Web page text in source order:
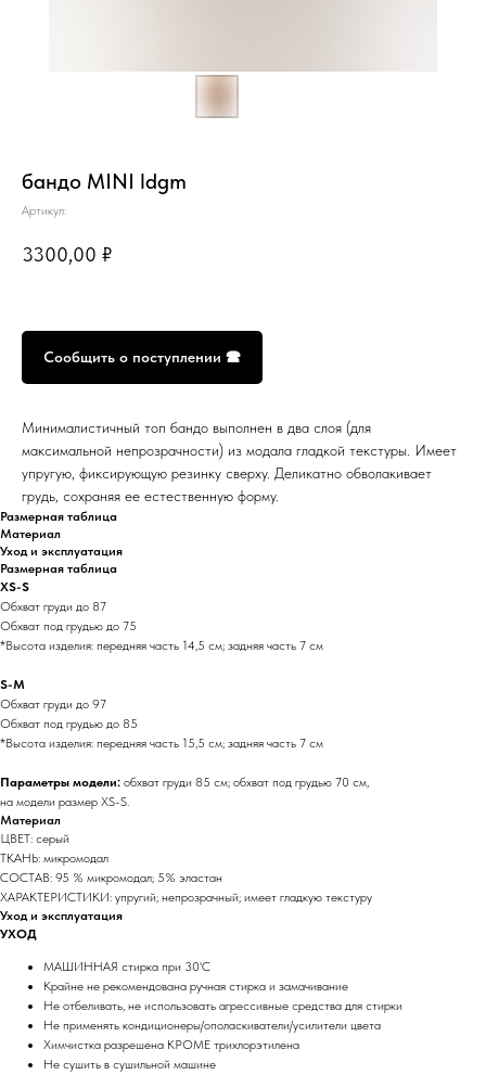
бандо MINI ldgm
Артикул:
3300,00 ₽
Сообщить о поступлении 🕿
Минималистичный топ бандо выполнен в два слоя (для
максимальной непрозрачности) из модала гладкой текстуры. Имеет
упругую, фиксирующую резинку сверху. Деликатно обволакивает
грудь, сохраняя ее естественную форму.
Размерная таблица
Материал
Уход и эксплуатация
Размерная таблица
XS-S
Обхват груди до 87
Обхват под грудью до 75
*Высота изделия: передняя часть 14,5 см; задняя часть 7 см
S-M
Обхват груди до 97
Обхват под грудью до 85
*Высота изделия: передняя часть 15,5 см; задняя часть 7 см
Параметры модели: обхват груди 85 см; обхват под грудью 70 см,
на модели размер XS-S.
Материал
ЦВЕТ: серый
ТКАНЬ: микромодал
СОСТАВ: 95 % микромодал; 5% эластан
ХАРАКТЕРИСТИКИ: упругий; непрозрачный; имеет гладкую текстуру
Уход и эксплуатация
УХОД
МАШИННАЯ стирка при 30'C
Крайне не рекомендована ручная стирка и замачивание
Не отбеливать, не использовать агрессивные средства для стирки
Не применять кондиционеры/ополаскиватели/усилители цвета
Химчистка разрешена КРОМЕ трихлорэтилена
Не сушить в сушильной машине